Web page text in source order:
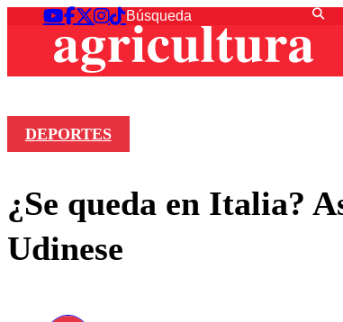
DEPORTES
¿Se queda en Italia?
Udinese